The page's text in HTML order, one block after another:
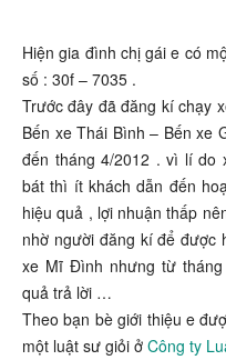
Hiện gia đình chị gái e có
số : 30f – 7035 .
Trước đây đã đăng kí chạy
Bến xe Thái Bình – Bến xe
đến tháng 4/2012 . vì lí do
bát thì ít khách dẫn đến
hiệu quả , lợi nhuận thấp
nhờ người đăng kí để được
xe Mĩ Đình nhưng từ
quả trả lời …
Theo bạn bè giới thiệu e
một luật sư giỏi ở Công ty